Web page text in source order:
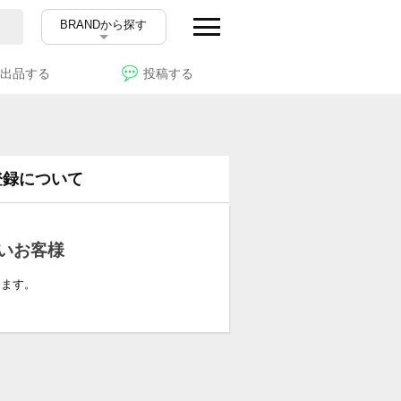
BRANDから探す
出品する 投稿する
について
お客様
す。